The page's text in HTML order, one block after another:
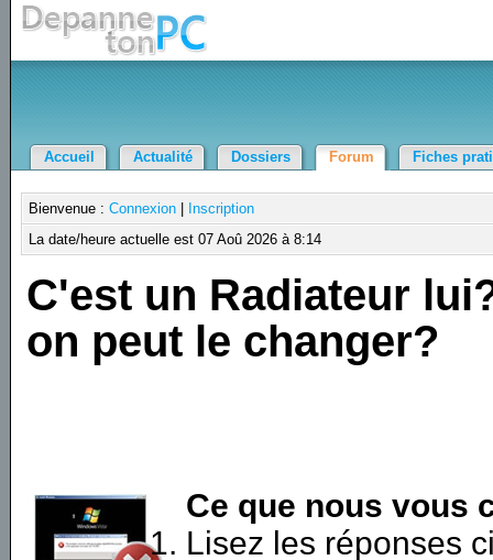
Accueil Actualité Dossiers Forum Fiches
Bienvenue :Connexion
Inscription
La date/heure actuelle est 07 Aoû 2026 à 8:14
C'est un Radiateur
on peut le changer?
Ce que nous vous
Lisez les réponses